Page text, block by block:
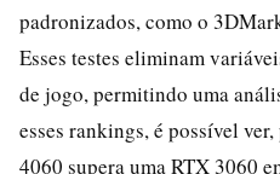
padronizados, como o
Esses testes eliminam
de jogo, permitindo uma
esses rankings, é possível
4060 supera uma RTX 3060